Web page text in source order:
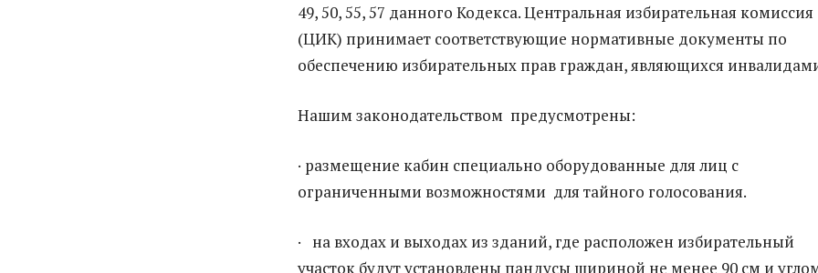
49, 50, 55, 57 данного Кодекса. Центральная избирательная комиссия
(ЦИК) принимает соответствующие нормативные документы по
обеспечению избирательных прав граждан, являющихся
Нашим законодательством предусмотрены:
· размещение кабин специально оборудованные для лиц с
ограниченными возможностями для тайного голосования.
· на входах и выходах из зданий, где расположен избирательный
участок будут установлены пандусы шириной не менее 90 см и